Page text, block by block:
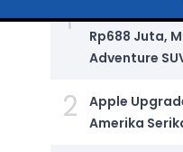
1
Jetour T2 i-
Rp688 Juta,
Adventure
2
Apple
Amerika